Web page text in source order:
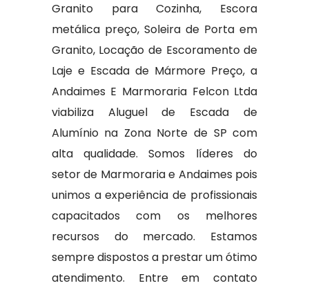
Granito para Cozinha, Escora
metálica preço, Soleira de Porta em
Granito, Locação de Escoramento de
Laje e Escada de Mármore Preço, a
Andaimes E Marmoraria Felcon Ltda
viabiliza Aluguel de Escada de
Alumínio na Zona Norte de SP com
alta qualidade. Somos líderes do
setor de Marmoraria e Andaimes pois
unimos a experiência de profissionais
capacitados com os melhores
recursos do mercado. Estamos
sempre dispostos a prestar um ótimo
atendimento. Entre em contato